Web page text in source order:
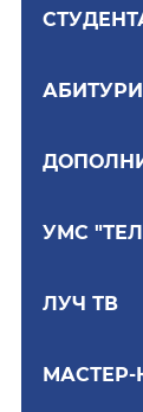
УМС
ЛУЧ ТВ